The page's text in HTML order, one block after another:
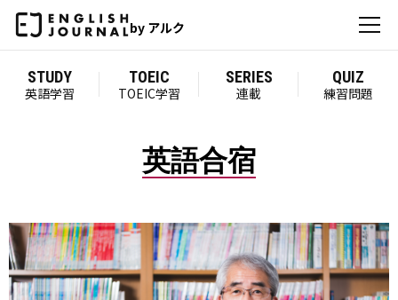
by アルク
STUDY
英語学習
TOEIC
TOEIC学習
SERIES
連載
QUIZ
練習問題
英語合宿